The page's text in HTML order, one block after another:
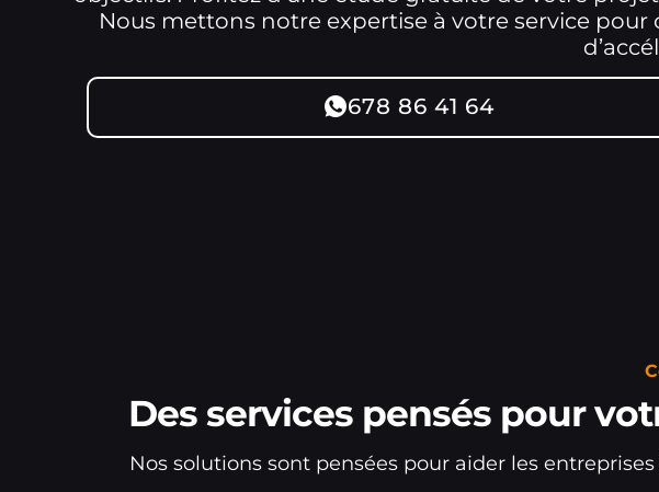
Nous mettons notre expertise à votre service
678 86 41 64
Des services pensés pour
Nos solutions sont pensées pour aider les